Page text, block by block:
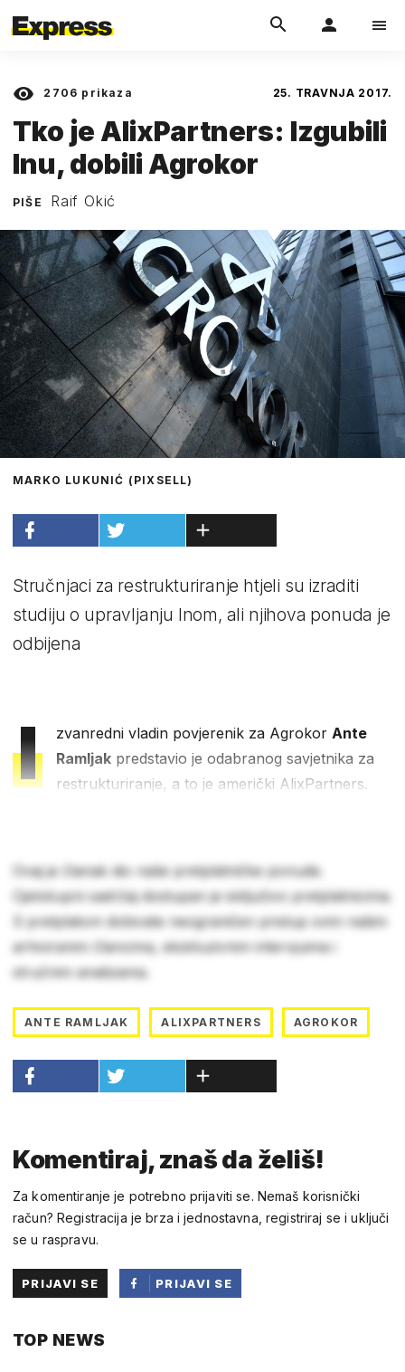
2706 prikaza 25. TRAVNJA 2017.
Tko je AlixPartners: Izgubili
Inu, dobili Agrokor
PIŠE Raif Okić
MARKO LUKUNIĆ (PIXSELL)
Stručnjaci za restrukturiranje htjeli su izraditi
studiju o upravljanju Inom, ali njihova ponuda je
odbijena
I zvanredni vladin povjerenik za Agrokor Ante
Ramljak predstavio je odabranog savjetnika za
restrukturiranje, a to je američki AlixPartners.
Ovaj je članak dio naše pretplatničke ponude.
Cjelokupni sadržaj dostupan je isključivo pretplatnicima.
S pretplatom dobivate neograničen pristup svim našim
arhiviranim člancima, ekskluzivnim intervjuima i
stručnim analizama.
ANTE RAMLJAK ALIXPARTNERS AGROKOR
Komentiraj, znaš da želiš!
Za komentiranje je potrebno prijaviti se. Nemaš korisnički
račun? Registracija je brza i jednostavna, registriraj se i uključi
se u raspravu.
PRIJAVI SE
PRIJAVI SE
TOP NEWS